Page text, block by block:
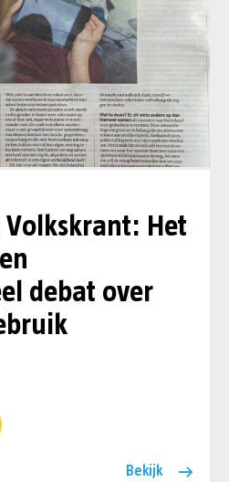
Volkskrant: Het
debat over
Bekijk